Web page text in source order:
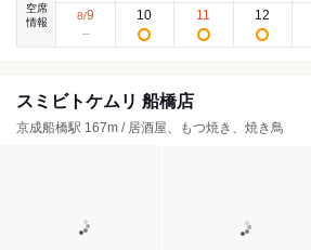
空席
情報
8/9 10 11 12
スミビトケムリ 船橋店
京成船橋駅 167m / 居酒屋、もつ焼き、焼き鳥